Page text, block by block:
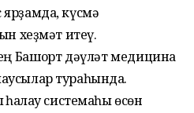
күсмә
хеҙмәт итеү.
Башҡорт дәүләт медицина
тураһында.
системаһы өсөн